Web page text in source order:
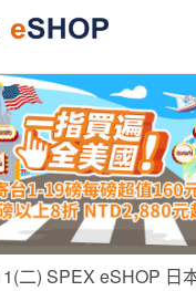
二) SPEX eSHOP 日